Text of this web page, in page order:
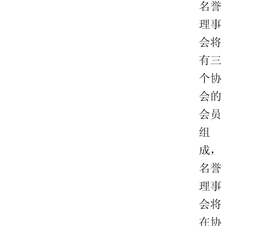
名誉
理事
会将
有三
个协
会的
会员
组
成，
名誉
理事
会将
在协